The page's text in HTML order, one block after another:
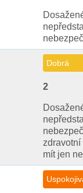
Dobrá
2
zdravotní
mít jen